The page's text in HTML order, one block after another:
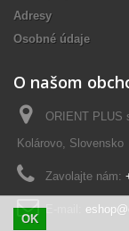
OK
Adresy
Osobné údaje
O našom
ORIENT PLUS
Kolárovo, Slovensko
Zavolajte nám:
E-mail: